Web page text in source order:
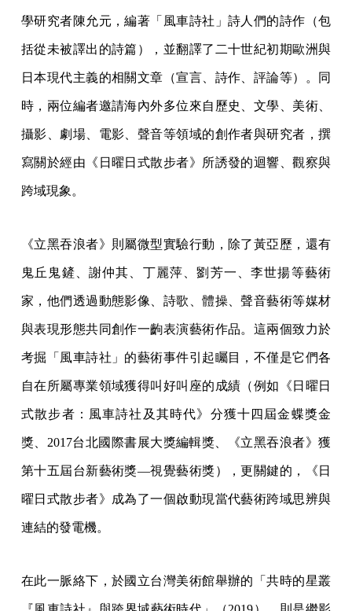
學研究者陳允元，編著「風車詩社」詩人們的詩作（包
括從未被譯出的詩篇），並翻譯了二十世紀初期歐洲與
日本現代主義的相關文章（宣言、詩作、評論等）。同
時，兩位編者邀請海內外多位來自歷史、文學、美術、
攝影、劇場、電影、聲音等領域的創作者與研究者，撰
寫關於經由《日曜日式散步者》所誘發的迴響、觀察與
跨域現象。
《立黑吞浪者》則屬微型實驗行動，除了黃亞歷，還有
鬼丘鬼鏟、謝仲其、丁麗萍、劉芳一、李世揚等藝術
家，他們透過動態影像、詩歌、體操、聲音藝術等媒材
與表現形態共同創作一齣表演藝術作品。這兩個致力於
考掘「風車詩社」的藝術事件引起矚目，不僅是它們各
自在所屬專業領域獲得叫好叫座的成績（例如《日曜日
式散步者：風車詩社及其時代》分獲十四屆金蝶獎金
獎、2017台北國際書展大獎編輯獎、《立黑吞浪者》獲
第十五屆台新藝術獎—視覺藝術獎），更關鍵的，《日
曜日式散步者》成為了一個啟動現當代藝術跨域思辨與
連結的發電機。
在此一脈絡下，於國立台灣美術館舉辦的「共時的星叢